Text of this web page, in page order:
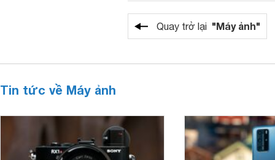
Quay trở lại "Máy ảnh"
Tin tức về Máy ảnh